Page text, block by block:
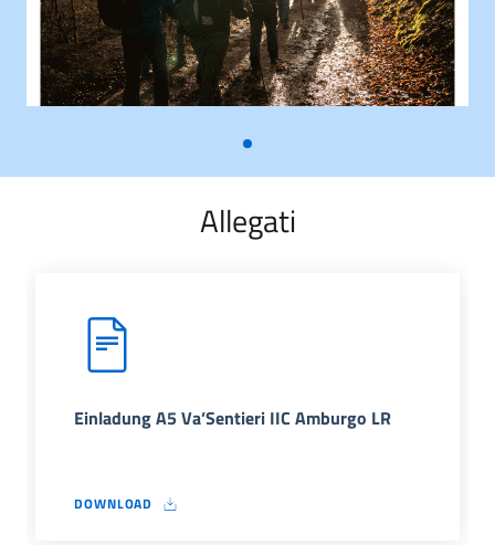
Allegati
Einladung A5 Va’Sentieri IIC Amburgo LR
DOWNLOAD
EINLADUNG A5 VA’SENTIERI IIC AMBURGO LR